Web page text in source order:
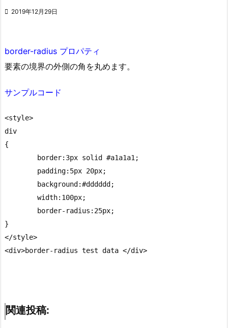
 2019年12月29日
border-radius プロパティ
要素の境界の外側の角を丸めます。
サンプルコード
<style>
div
{
}
</style>
<div>border-radius test data </div>
関連投稿: